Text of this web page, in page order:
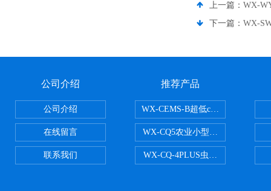
上一篇： WX-
下一篇： WX-
公司介绍
公司介绍
在线留言
联系我们
推荐产品
WX-CEMS-B超低cems烟气监测系
WX-CQ5农业小型气象站
WX-CQ-4PLUS虫情测报灯